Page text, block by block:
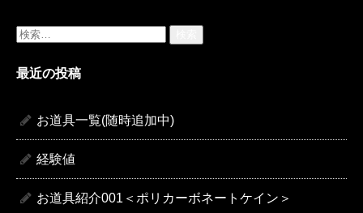
検
最近の投稿
お道具一覧(随時追加中)
経験値
お道具紹介001＜ポリカーボネートケイン＞